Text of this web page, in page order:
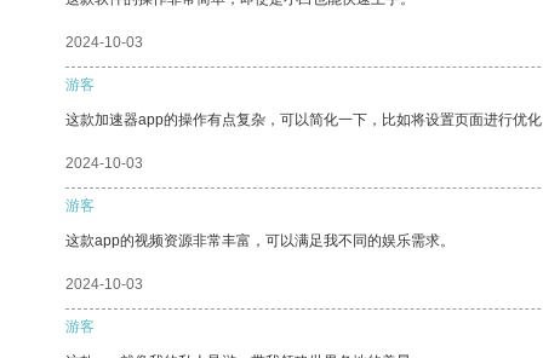
2024-10-03
游客
这款加速器app的操作有点复杂，可以简化一下，比如将设置页面进行优
2024-10-03
游客
这款app的视频资源非常丰富，可以满足我不同的娱乐需求。
2024-10-03
游客